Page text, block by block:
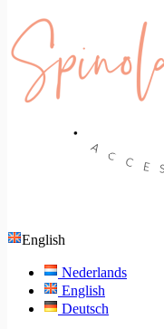
English
Nederlands
English
Deutsch